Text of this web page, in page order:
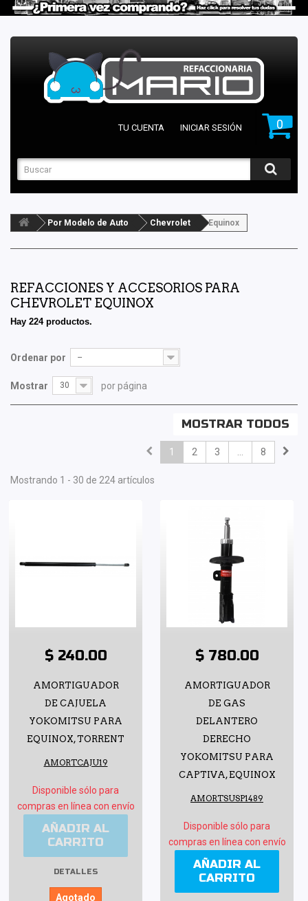
0
TU CUENTA INICIAR SESIÓN
Por Modelo de Auto Chevrolet Equinox
REFACCIONES Y ACCESORIOS PARA
CHEVROLET EQUINOX
Hay 224 productos.
Ordenar por --
Mostrar 30 por página
MOSTRAR TODOS
1 2 3 ... 8
Mostrando 1 - 30 de 224 artículos
$ 240.00
AMORTIGUADOR
DE CAJUELA
YOKOMITSU PARA
EQUINOX, TORRENT
AMORTCAJU19
Disponible sólo para
compras en línea con envío
AÑADIR AL
CARRITO
DETALLES
Agotado
$ 780.00
AMORTIGUADOR
DE GAS
DELANTERO
DERECHO
YOKOMITSU PARA
CAPTIVA, EQUINOX
AMORTSUSP1489
Disponible sólo para
compras en línea con envío
AÑADIR AL
CARRITO